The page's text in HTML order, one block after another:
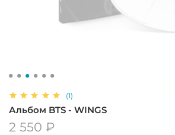
(1)
Альбом BTS - WINGS
2 550 ₽